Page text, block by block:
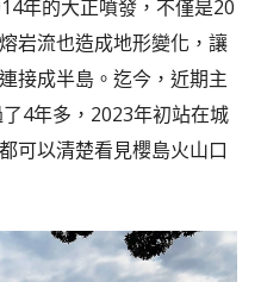
年的大正噴發，不僅是20
岩流也造成地形變化，讓
接成半島。迄今，近期主
4年多，2023年初站在城
可以清楚看見櫻島火山口